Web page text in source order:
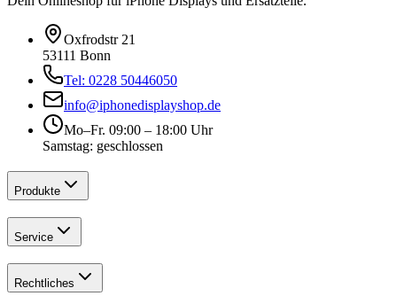
Oxfrodstr 21
53111 Bonn
Tel: 0228 50446050
info@iphonedisplayshop.de
Mo–Fr. 09:00 – 18:00 Uhr
Samstag: geschlossen
Produkte
Service
Rechtliches